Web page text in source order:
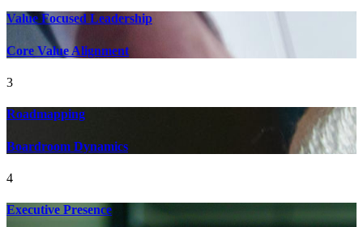
Value Focused Leadership
Core Value Alignment
3
Roadmapping
Boardroom Dynamics
4
Executive Presence